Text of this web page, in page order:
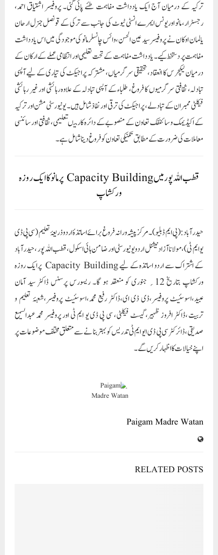
ترکیہ کے درمیان آج ایک یادداشت مفاہمت طئے پائی گئی۔ پروفیسر اشتیاق احمد،
رجسٹرار، مانو اوریونس ایمرے انسٹی ٹیوٹ کی جانب سے ترکی کے قونصل جنرل ارحان
یالمان اوکان نے پروفیسر سید عین الحسن، وائس چانسلرمانو کی موجودگی میں اس یادداشت
مفاہمت پر دستخط کیے۔ یادداشت مفاہمت کے تحت تعلیمی اور انتظامی عملے کے ارکان کے
درمیان لیکچر س کا انعقاد، تحقیقی سرگرمیاں، مشترکہ پراجیکٹ کی تیاری کے لیے آپسی
تبادلہ، ثقافتی سرگرمیوں کا فروغ، طلباء کے آپسی تبادلہ کے علاوہ رہائشی اور غیر رہائشی
فیکلٹی ممبران کے تبادلے، پراجیکٹ کی ترقی اور نفاذشامل ہیں۔ یونیورسٹی مشن اور ترکیہ
کے اکیڈیمک و سائنٹفک تعاون کے منصوبے کے دائرہ کار میںتعلیمی، ثقافتی اور سائنسی
معاملات کی ضرورت کے مطابق تکنیکی تعاون کو فروغ دینا شامل ہے۔
قطب اللہ پور میں Capacity Building پرمانوکا ایک روزہ
ورکشاپ
حیدرآباد: (پی ایم ڈبلیو) ۔ مر کز پیشہ ورانہ فروغ برائے اساتذۂ اردو ذریعۂ تعلیم (سی پی ڈی
یو ایم ٹی)،مولانا آزاد نیشنل اردو یونیورسٹی اور ضامن ہائی اسکول، قطب اللہ پور ،حید رآباد
کے اشتراک سے اردو اساتذہ کے لیے Capacity Building پرایک روزہ
ورکشاپ بتاریخ 12؍ جنوری کو منعقد ہو گا۔ ریسورس پرسنس ڈاکٹر سید آمان
عبید،اسوسئیٹ پروفیسر،ڈی ڈی ای،ڈاکٹر رفیع محمد،اسوسئیٹ پروفیسر،شعبۂ تعلیم و
تربیت ،ڈاکٹر افروز ظہیر،گیسٹ فیکلٹی، سی پی ڈی یو ایم ٹی اور پروفیسر محمد عبدالسمیع
صدیقی،ڈائرکٹر سی پی ڈی ایو ایم ٹی تدریس کو بہتر بنا نے سے متعلق مختلف موضوعات پر
اپنے خیالات کا اظہار کریں گے۔
Paigam Madre Watan
RELATED POSTS